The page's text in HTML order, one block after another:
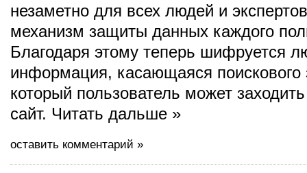
незаметно для всех людей и
механизм защиты данных каждого
Благодаря этому теперь шифруется
информация, касающаяся поискового
который пользователь может
сайт. Читать дальше »
оставить комментарий »